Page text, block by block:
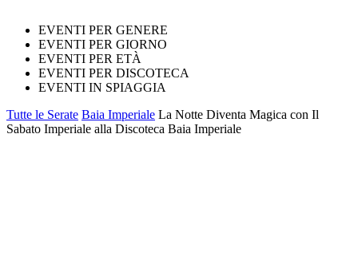
EVENTI PER GENERE
EVENTI PER GIORNO
EVENTI PER ETÀ
EVENTI PER DISCOTECA
EVENTI IN SPIAGGIA
Tutte le Serate Baia Imperiale La Notte Diventa Magica con Il
Sabato Imperiale alla Discoteca Baia Imperiale